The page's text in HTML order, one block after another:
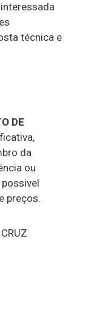
técnica e
DE
da
ou
preços.